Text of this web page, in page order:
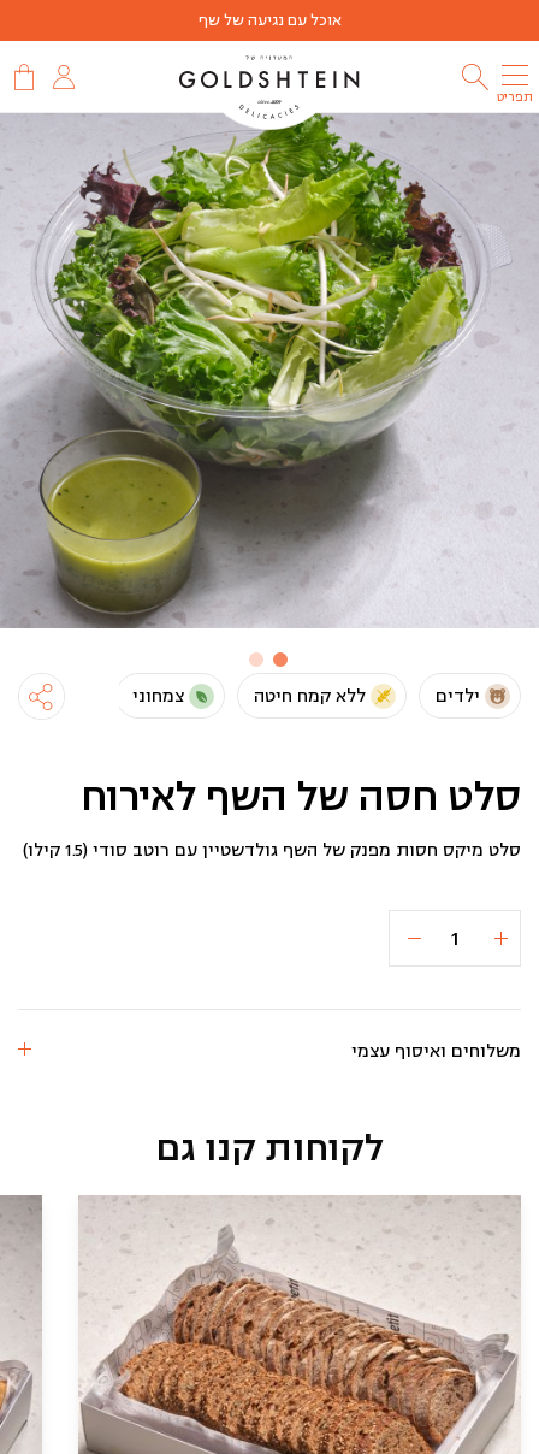
אוכל עם נגיעה של שף
תפריט
ילדים ללא קמח חיטה צמחוני טבעוני
סלט חסה של השף לאירוח
סלט מיקס חסות מפנק של השף גולדשטיין עם רוטב סודי (1.5 קילו)
סלט
של
לאירוח
משלוחים ואיסוף עצמי
לקוחות קנו גם